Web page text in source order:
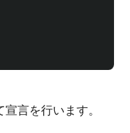
言を行います。